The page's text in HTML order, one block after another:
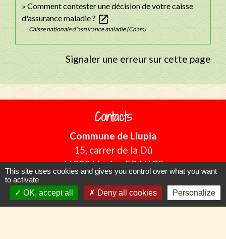
Comment contester une décision de votre caisse
d'assurance maladie ? open_in_new
Caisse nationale d'assurance maladie (Cnam)
Signaler une erreur sur cette page
Contacts
Commune de Llupia
15, carrer de la Dû
66300 Llupia - FRANCE
+33 4 68 53 50 59
Contact par formulaire
This site uses cookies and gives you control over what you want
to activate
OK, accept all
Deny all cookies Personalize